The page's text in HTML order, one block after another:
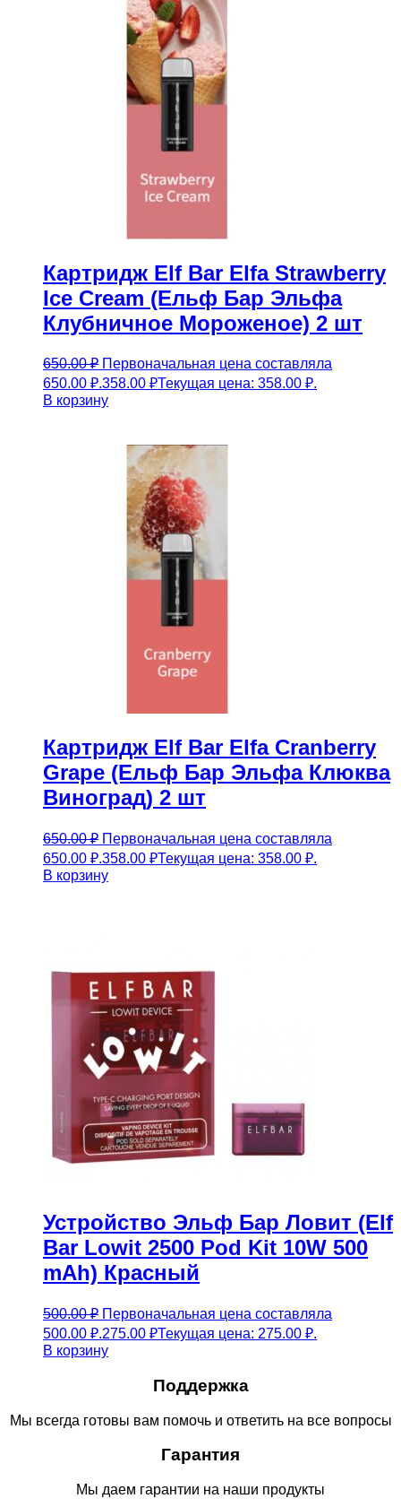
Картридж Elf Bar Elfa Strawberry
Ice Cream (Ельф Бар Эльфа
Клубничное Мороженое) 2 шт
650.00₽ Первоначальная цена составляла
650.00 ₽.358.00 ₽Текущая цена: 358.00 ₽.
В корзину
Картридж Elf Bar Elfa Cranberry
Grape (Ельф Бар Эльфа Клюква
Виноград) 2 шт
650.00₽ Первоначальная цена составляла
650.00 ₽.358.00 ₽Текущая цена: 358.00 ₽.
В корзину
Устройство Эльф Бар Ловит (Elf
Bar Lowit 2500 Pod Kit 10W 500
mAh) Красный
500.00₽ Первоначальная цена составляла
500.00 ₽.275.00 ₽Текущая цена: 275.00 ₽.
В корзину
Поддержка
Мы всегда готовы вам помочь и ответить на все вопросы
Гарантия
Мы даем гарантии на наши продукты